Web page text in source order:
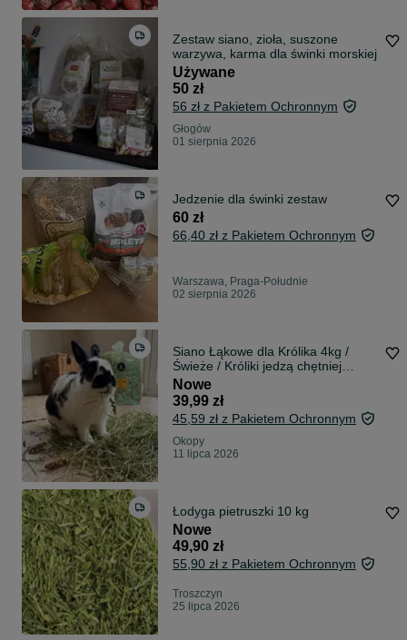
Zestaw siano, zioła, suszone
warzywa, karma dla świnki morskiej
Używane
50 zł
56 zł z Pakietem Ochronnym
Głogów
01 sierpnia 2026
Jedzenie dla świnki zestaw
60 zł
66,40 zł z Pakietem Ochronnym
Warszawa, Praga-Południe
02 sierpnia 2026
Siano Łąkowe dla Królika 4kg /
Świeże / Króliki jedzą chętniej
/Zbiór 2026 Folwark Okopy
Nowe
39,99 zł
45,59 zł z Pakietem Ochronnym
Okopy
11 lipca 2026
Łodyga pietruszki 10 kg
Nowe
49,90 zł
55,90 zł z Pakietem Ochronnym
Troszczyn
25 lipca 2026